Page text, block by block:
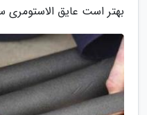
بهتر است عایق الاستومری